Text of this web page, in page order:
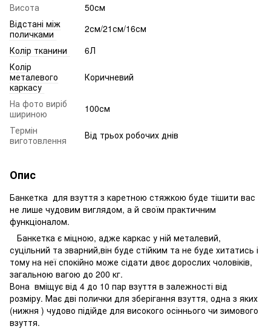
Висота
50см
Відстані між
поличками
2см/21см/16см
Колір тканини
6Л
Колір
металевого
каркасу
Коричневий
На фото виріб
шириною
100см
Термін
виготовлення
Від трьох робочих днів
Опис
Банкетка для взуття з каретною стяжкою буде тішити вас
не лише чудовим виглядом, а й своїм практичним
функціоналом.
Банкетка є міцною, адже каркас у ній металевий,
суцільний та зварний,він буде стійким та не буде хитатись і
тому на неї спокійно може сідати двоє дорослих чоловіків,
загальною вагою до 200 кг.
Вона вміщує від 4 до 10 пар взуття в залежності від
розміру. Має дві полички для зберігання взуття, одна з яких
(нижня ) чудово підійде для високого осіннього чи зимового
взуття.